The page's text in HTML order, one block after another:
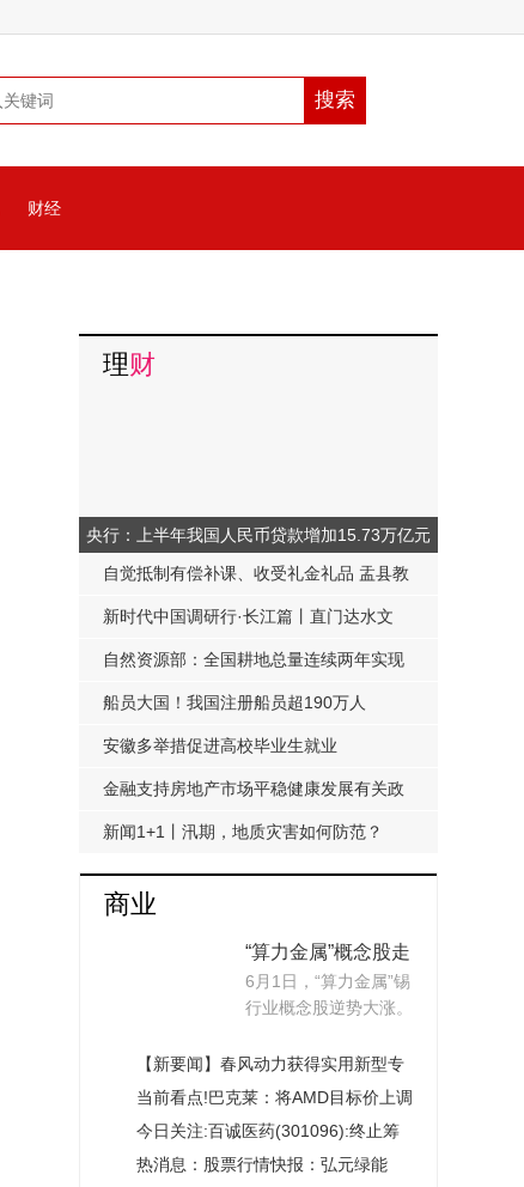
财经
理财
央行：上半年我国人民币贷款增加15.73万亿元
自觉抵制有偿补课、收受礼金礼品 盂县教
科局发布《工作提醒函》
新时代中国调研行·长江篇丨直门达水文
站：从靠人力蹲点到监测自动化
自然资源部：全国耕地总量连续两年实现
净增加
船员大国！我国注册船员超190万人
安徽多举措促进高校毕业生就业
金融支持房地产市场平稳健康发展有关政
策延期至明年底
新闻1+1丨汛期，地质灾害如何防范？
商业
“算力金属”概念股走
强，上市公司回应
涨价
6月1日，“算力金属”锡
行业概念股逆势大涨。
【新要闻】春风动力获得实用新型专
利授权：“发动机及采用该发动机的摩
托车”
当前看点!巴克莱：将AMD目标价上调
至665美元
今日关注:百诚医药(301096):终止筹
划控制权变更事项暨复牌
热消息：股票行情快报：弘元绿能